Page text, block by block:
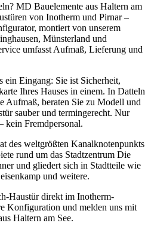
MD Bauelemente aus Haltern am
von Inotherm und Pirnar –
montiert von unserem
Münsterland und
umfasst Aufmaß, Lieferung und
ein Eingang: Sie ist Sicherheit,
Ihres Hauses in einem. In Datteln
Aufmaß, beraten Sie zu Modell und
sauber und termingerecht. Nur
kein Fremdpersonal.
des weltgrößten Kanalknotenpunkts
rund um das Stadtzentrum Die
und gliedert sich in Stadtteile wie
und weitere.
Haustür direkt im Inotherm-
Konfiguration und melden uns mit
Haltern am See.